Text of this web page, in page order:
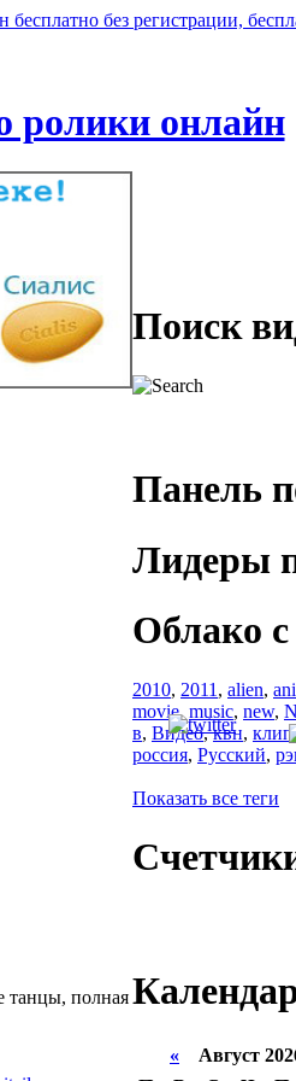
ролики онлайн
танцы, полная
Поиск
Панель
Лидеры
Облако
2010, 2011 , alien,
movie, music, new,
в, Видео,квн, клип
россия, Русский,
Показать все теги
« Август